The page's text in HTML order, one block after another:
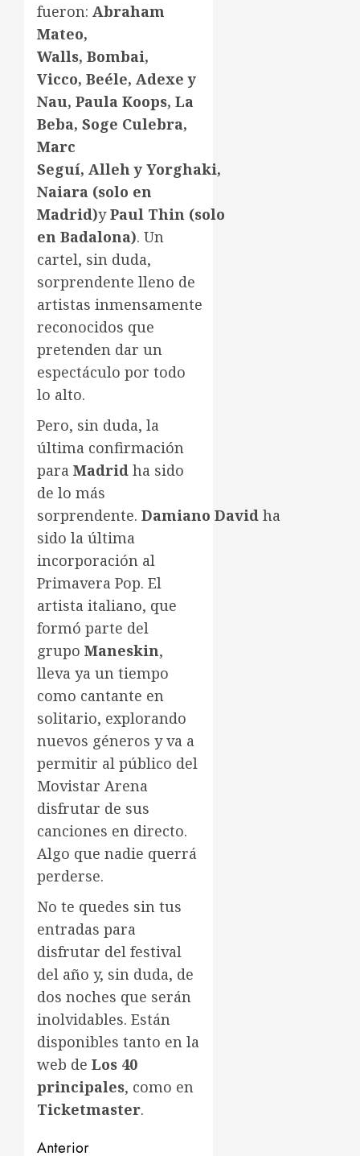
fueron: Abraham
Mateo,
Walls, Bombai,
Vicco, Beéle, Adexe y
Nau, Paula Koops, La
Beba, Soge Culebra,
Marc
Seguí, Alleh y Yorghaki,
Naiara (solo en
Madrid)yPaul Thin (solo
en Badalona). Un
cartel, sin duda,
sorprendente lleno de
artistas inmensamente
reconocidos que
pretenden dar un
espectáculo por todo
lo alto.
Pero, sin duda, la
última confirmación
para Madrid ha sido
de lo más
sorprendente. Damiano David ha
sido la última
incorporación al
Primavera Pop. El
artista italiano, que
formó parte del
grupo Maneskin,
lleva ya un tiempo
como cantante en
solitario, explorando
nuevos géneros y va a
permitir al público del
Movistar Arena
disfrutar de sus
canciones en directo.
Algo que nadie querrá
perderse.
No te quedes sin tus
entradas para
disfrutar del festival
del año y, sin duda, de
dos noches que serán
inolvidables. Están
disponibles tanto en la
web de Los 40
principales, como en
Ticketmaster.
Anterior